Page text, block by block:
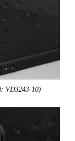
VD3243-10)